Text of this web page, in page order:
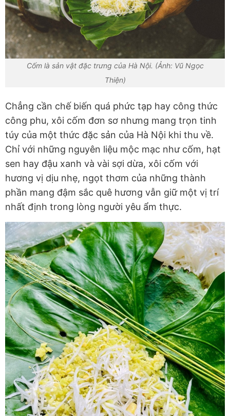
Cốm là sản vật đặc trưng của Hà Nội. (Ảnh: Vũ Ngọc
Thiện)
Chẳng cần chế biến quá phức tạp hay công thức
công phu, xôi cốm đơn sơ nhưng mang trọn tinh
túy của một thức đặc sản của Hà Nội khi thu về.
Chỉ với những nguyên liệu mộc mạc như cốm, hạt
sen hay đậu xanh và vài sợi dừa, xôi cốm với
hương vị dịu nhẹ, ngọt thơm của những thành
phần mang đậm sắc quê hương vẫn giữ một vị trí
nhất định trong lòng người yêu ẩm thực.